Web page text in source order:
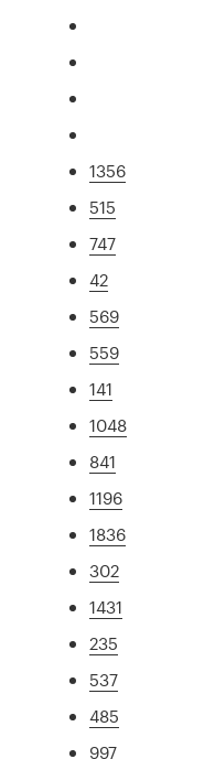
1356
515
747
42
569
559
141
1048
841
1196
1836
302
1431
235
537
485
997